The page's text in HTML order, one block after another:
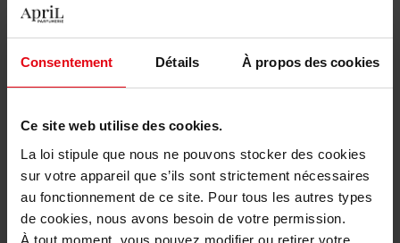
Consentement Détails À propos des cookies
Ce site web utilise des cookies.
La loi stipule que nous ne pouvons stocker des cookies
sur votre appareil que s’ils sont strictement nécessaires
au fonctionnement de ce site. Pour tous les autres types
de cookies, nous avons besoin de votre permission.
À tout moment, vous pouvez modifier ou retirer votre
GUERLAIN
Poudre
54,50 € Ajouter
GUERLAIN
Poudre bonzante
54,50 € Ajouter